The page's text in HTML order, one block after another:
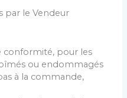
par le Vendeur
conformité, pour les
ou endommagés
à la commande,